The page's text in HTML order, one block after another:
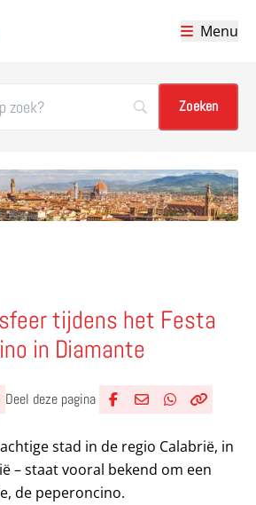
Menu
tijdens het Festa
in Diamante
Deel deze pagina
stad in de regio Calabrië, in
– staat vooral bekend om een
de peperoncino.